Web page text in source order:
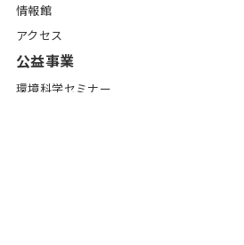
情報館
アクセス
公益事業
環境科学セミナー